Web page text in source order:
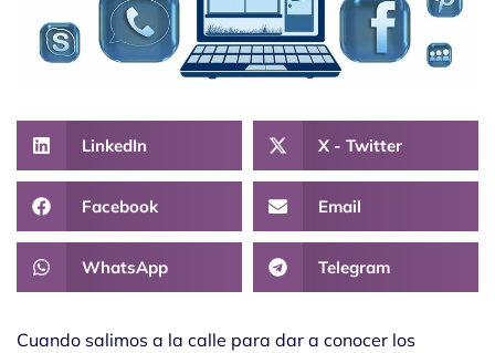
LinkedIn X - Twitter
Facebook Email
WhatsApp Telegram
Cuando salimos a la calle para dar a conocer los